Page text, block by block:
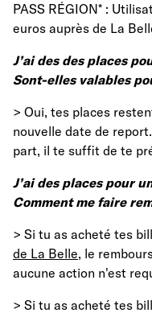
PASS RÉGION* :
euros auprès de La
J’ai des des places
Sont-elles valables
> Oui, tes places
nouvelle date de
part, il te suffit de te
J’ai des places pour
Comment me faire
> Si tu as acheté tes
de La Belle, le
aucune action n'est
> Si tu as acheté tes